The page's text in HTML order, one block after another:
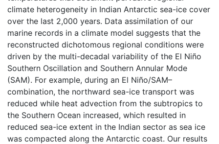
climate heterogeneity in Indian Antarctic sea-ice cover
over the last 2,000 years. Data assimilation of our
marine records in a climate model suggests that the
reconstructed dichotomous regional conditions were
driven by the multi-decadal variability of the El Niño
Southern Oscillation and Southern Annular Mode
(SAM). For example, during an El Niño/SAM–
combination, the northward sea-ice transport was
reduced while heat advection from the subtropics to
the Southern Ocean increased, which resulted in
reduced sea-ice extent in the Indian sector as sea ice
was compacted along the Antarctic coast. Our results